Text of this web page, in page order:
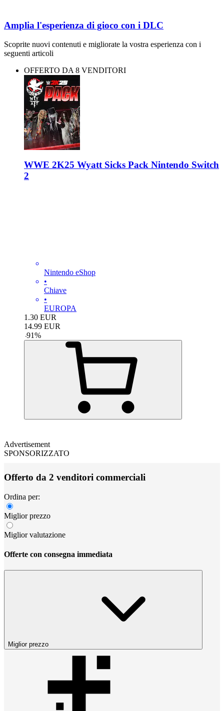
Amplia l'esperienza di gioco con i DLC
Scoprite nuovi contenuti e migliorate la vostra esperienza con i
seguenti articoli
OFFERTO DA 8 VENDITORI
WWE 2K25 Wyatt Sicks Pack Nintendo Switch
2
Nintendo eShop
•
Chiave
•
EUROPA
1.30 EUR
14.99 EUR
-91%
Advertisement
SPONSORIZZATO
Offerto da 2 venditori commerciali
Ordina per:
Miglior prezzo
Miglior valutazione
Offerte con consegna immediata
Miglior prezzo